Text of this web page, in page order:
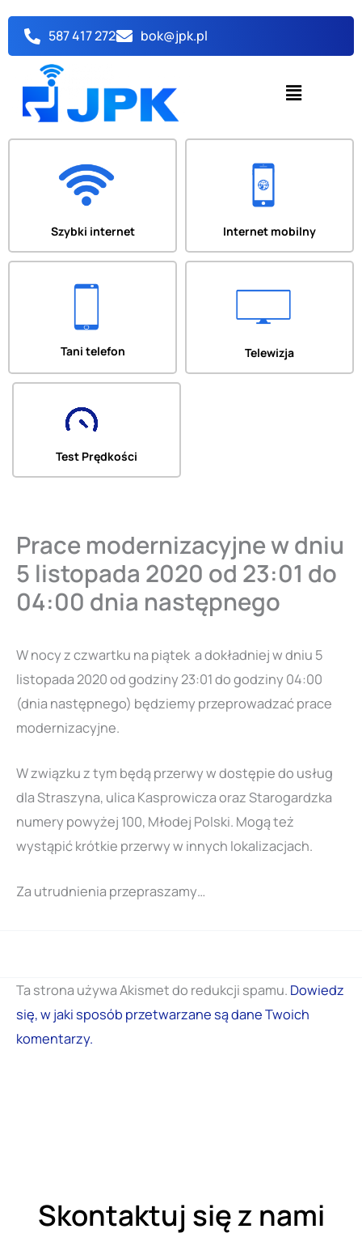
treści
587 417 272 bok@jpk.pl
Menu
Szybki internet Internet mobilny
Tani telefon Telewizja
Test Prędkości
Prace modernizacyjne w dniu
5 listopada 2020 od 23:01 do
04:00 dnia następnego
W nocy z czwartku na piątek a dokładniej w dniu 5
listopada 2020 od godziny 23:01 do godziny 04:00
(dnia następnego) będziemy przeprowadzać prace
modernizacyjne.
W związku z tym będą przerwy w dostępie do usług
dla Straszyna, ulica Kasprowicza oraz Starogardzka
numery powyżej 100, Młodej Polski. Mogą też
wystąpić krótkie przerwy w innych lokalizacjach.
Za utrudnienia przepraszamy…
Ta strona używa Akismet do redukcji spamu. Dowiedz
się, w jaki sposób przetwarzane są dane Twoich
komentarzy.
Skontaktuj się z nami